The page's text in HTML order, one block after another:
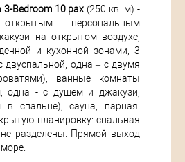
3-Bedroom 10 pax (250 кв. м) -
персональным
на открытом воздухе,
и кухонной зонами, 3
двуспальной, одна – с двумя
ванные комнаты
одна - с душем и джакузи,
в спальне), сауна, парная.
планировку: спальная
разделены. Прямой выход